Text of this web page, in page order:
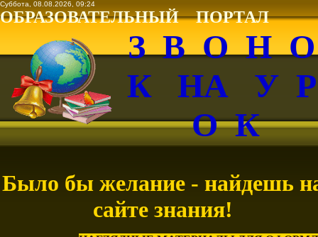
Суббота, 08.08.2026, 09:24
ОБРАЗОВАТЕЛЬНЫЙ ПОРТАЛ
З В О Н
К НА У
О К
Было бы желание - найдешь
сайте знания!